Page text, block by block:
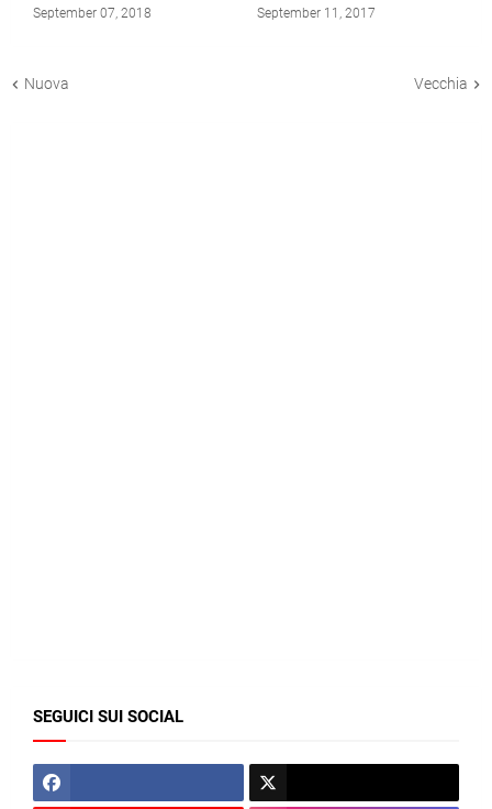
September 07, 2018 September 11, 2017
Nuova Vecchia
SEGUICI SUI SOCIAL